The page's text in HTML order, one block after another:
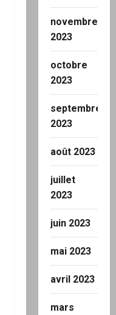
novembre
2023
octobre
2023
septembre
2023
août 2023
juillet
2023
juin 2023
mai 2023
avril 2023
mars